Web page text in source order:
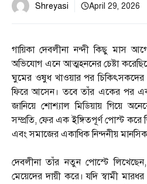
Shreyasi April 29, 2026
গায়িকা দেবলীনা নন্দী কিছু মাস
অভিযোগ এনে আত্মহননের চেষ্টা
ঘুমের ওষুধ খাওয়ার পর চিকিৎসকদের
ফিরে আসেন। তবে তাঁর একের পর
জানিয়ে শোশ্যাল মিডিয়ায় গিয়ে
সম্প্রতি, ফের এক ইঙ্গিতপূর্ণ পোস্ট করে
এবং সমাজের একাধিক নিন্দনীয়
দেবলীনা তাঁর নতুন পোস্টে
মেয়েদের দায়ী করে। যদি স্বামী